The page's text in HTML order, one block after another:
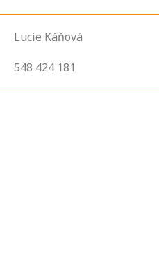
Lucie Káňová
548 424 181